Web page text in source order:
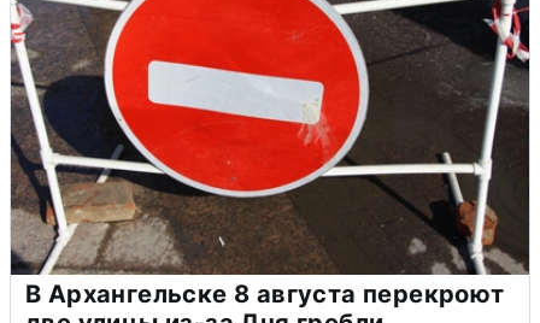
В Архангельске 8 августа перекроют